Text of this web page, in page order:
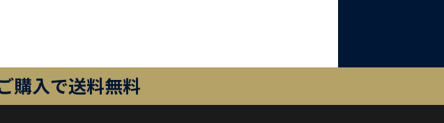
購入で送料無料